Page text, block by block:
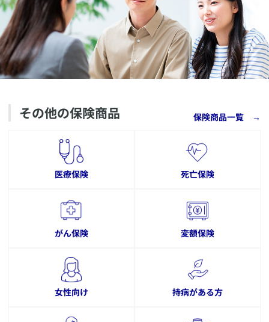
その他の保険商品 保険商品一覧 →
医療保険 死亡保険
がん保険 変額保険
女性向け 持病がある方